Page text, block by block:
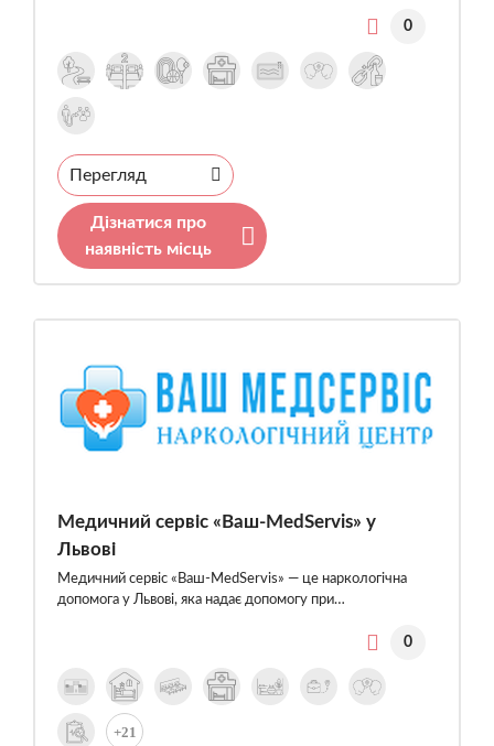
0
Перегляд
Дізнатися про
наявність місць
Медичний сервіс «Ваш-MedServis» у
Львові
Медичний сервіс «Ваш-MedServis» — це наркологічна
допомога у Львові, яка надає допомогу при…
0
+21